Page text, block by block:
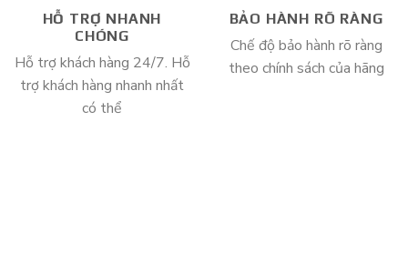
HỖ TRỢ NHANH
CHÓNG
Hỗ trợ khách hàng 24/7. Hỗ
trợ khách hàng nhanh nhất
có thể
BẢO HÀNH RÕ RÀNG
Chế độ bảo hành rõ ràng
theo chính sách của hãng